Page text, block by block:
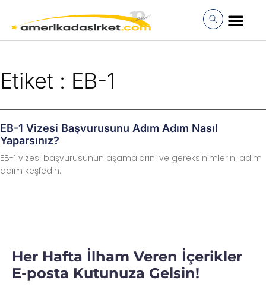
atla
Etiket : EB-1
EB-1 Vizesi Başvurusunu Adım Adım Nasıl
Yaparsınız?
EB-1 vizesi başvurusunun aşamalarını ve gereksinimlerini adım
adım keşfedin.
Her Hafta İlham Veren İçerikler
E-posta Kutunuza Gelsin!